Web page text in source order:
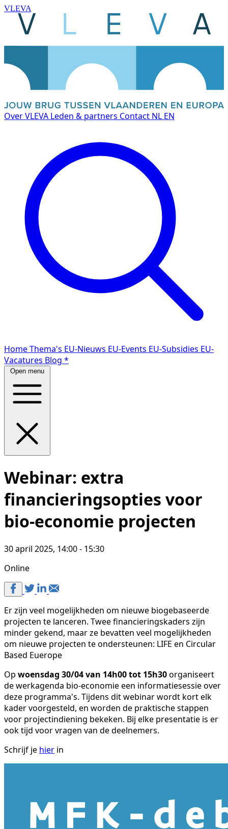
VLEVA
Over VLEVA Leden & partners Contact NL EN
HomeThema's EU-Nieuws EU-Events EU-Subsidies EU-
Vacatures Blog *
Open menu
Webinar: extra
financieringsopties voor
bio-economie projecten
30 april 2025, 14:00 - 15:30
Online
Er zijn veel mogelijkheden om nieuwe biogebaseerde
projecten te lanceren. Twee financieringskaders zijn
minder gekend, maar ze bevatten veel mogelijkheden
om nieuwe projecten te ondersteunen: LIFE en Circular
Based Euerope
Op woensdag 30/04 van 14h00 tot 15h30organiseert
de werkagenda bio-economie een informatiesessie over
deze programma's. Tijdens dit webinar wordt kort elk
kader voorgesteld, en worden de praktische stappen
voor projectindiening bekeken. Bij elke presentatie is er
ook tijd voor vragen van de deelnemers.
Schrijf je hier in